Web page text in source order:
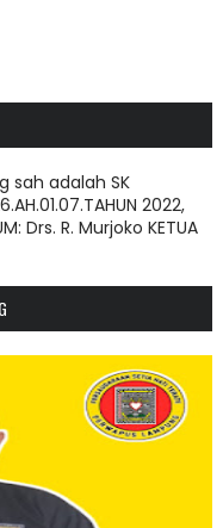
sah adalah SK
2022,
Drs. R. Murjoko KETUA